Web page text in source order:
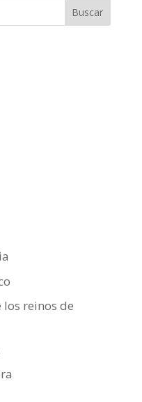
Buscar
los reinos de